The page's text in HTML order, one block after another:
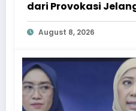
dari Provokasi Jelang
August 8, 2026